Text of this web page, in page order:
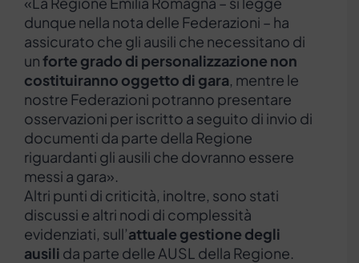
dunque nella nota delle Federazioni – ha
assicurato che gli ausili che necessitano di
unforte grado di personalizzazione non
costituiranno oggetto di gara , mentre le
nostre Federazioni potranno presentare
osservazioni per iscritto a seguito di invio di
documenti da parte della Regione
riguardanti gli ausili che dovranno essere
messi a gara».
Altri punti di criticità, inoltre, sono stati
discussi e altri nodi di complessità
evidenziati, sull’attuale gestione degli
ausili da parte delle AUSL della Regione.